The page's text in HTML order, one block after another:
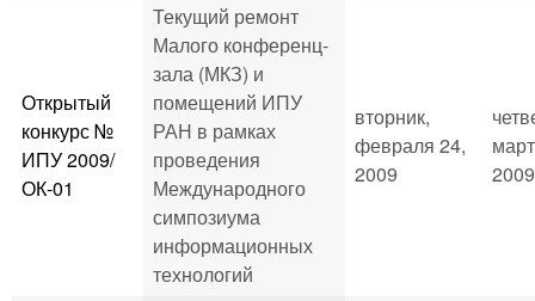
Открытый
конкурс №
ИПУ 2009/
ОК-01
Текущий ремонт
Малого конференц-
зала (МКЗ) и
помещений ИПУ
РАН в рамках
проведения
Международного
симпозиума
информационных
технологий
вторник,
февраля 24,
2009